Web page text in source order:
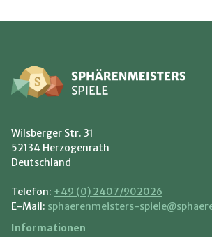
Wilsberger Str. 31
52134 Herzogenrath
Deutschland
Telefon: +49 (0) 2407/902026
E-Mail: sphaerenmeisters-
Informationen